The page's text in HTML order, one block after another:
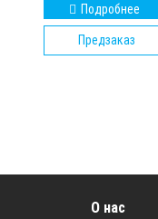
Подробнее
Предзаказ
О нас